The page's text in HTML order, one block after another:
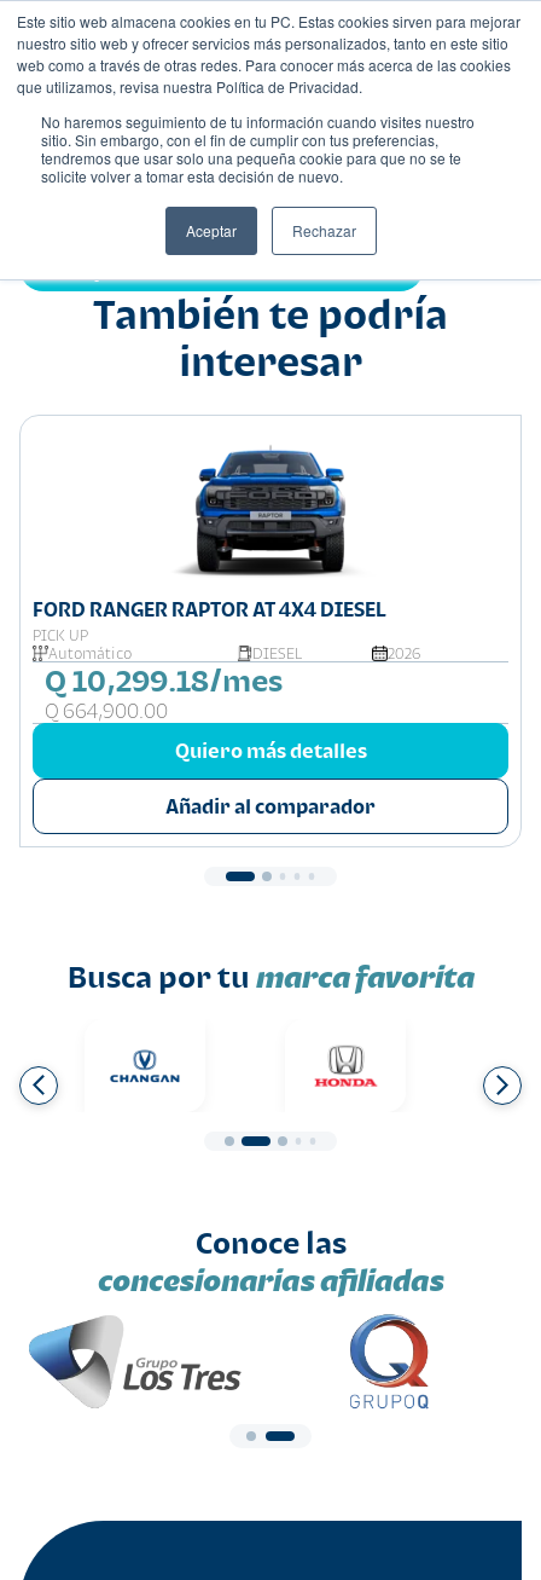
Este sitio web almacena cookies en tu PC. Estas cookies sirven para mejorar
nuestro sitio web y ofrecer servicios más personalizados, tanto en este sitio
web como a través de otras redes. Para conocer más acerca de las cookies
que utilizamos, revisa nuestra Política de Privacidad.
No haremos seguimiento de tu información cuando visites nuestro
sitio. Sin embargo, con el fin de cumplir con tus preferencias,
tendremos que usar solo una pequeña cookie para que no se te
solicite volver a tomar esta decisión de nuevo.
Aceptar Rechazar
Nombre
También te podría
interesar
FORD RANGER RAPTOR AT 4X4 DIESEL
PICK UP
Automático
DIESEL 2026
Q 10,299.18/mes
Q 664,900.00
Quiero más detalles
Añadir al comparador
Busca por tu marca favorita
Conoce las
concesionarias afiliadas